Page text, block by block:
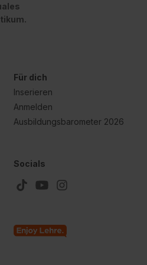
oder teilweise über unsere
dem Punkt „Datenschutz-
Für dich
Inserieren
Anmelden
Ausbildungsbarometer 2026
Socials